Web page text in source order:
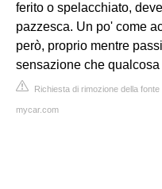
ferito o spelacchiato,
pazzesca. Un po' come
però, proprio mentre
sensazione che
Richiesta di rimozione della fonte
mycar.com